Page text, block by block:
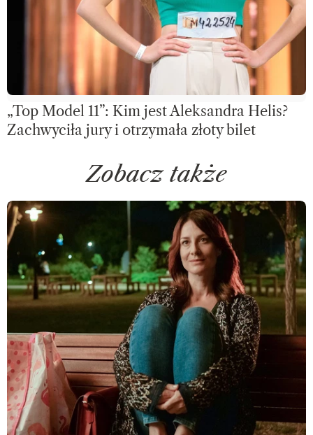
„Top Model 11”: Kim jest Aleksandra Helis?
Zachwyciła jury i otrzymała złoty bilet
Zobacz także